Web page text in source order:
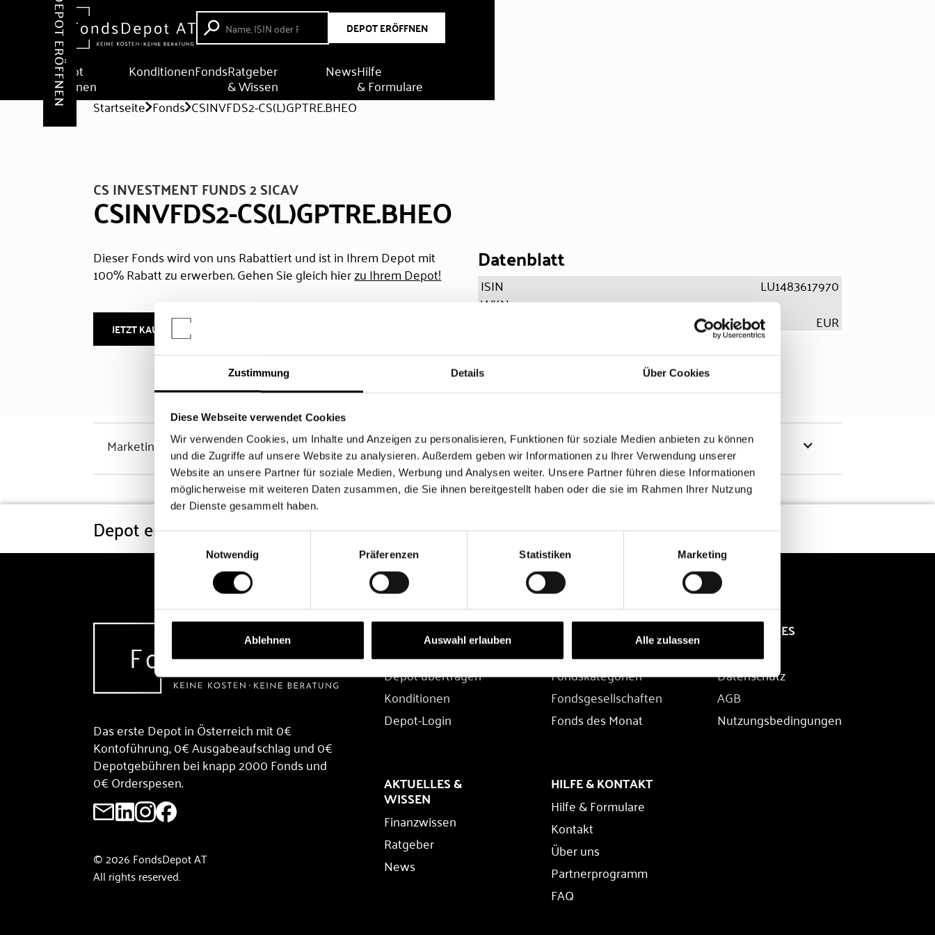
Zustimmung Details Über Cookies
Diese Webseite verwendet Cookies
Wir verwenden Cookies, um Inhalte und Anzeigen zu personalisieren, Funktionen für soziale Medien anbieten zu können
und die Zugriffe auf unsere Website zu analysieren. Außerdem geben wir Informationen zu Ihrer Verwendung unserer
Website an unsere Partner für soziale Medien, Werbung und Analysen weiter. Unsere Partner führen diese Informationen
möglicherweise mit weiteren Daten zusammen, die Sie ihnen bereitgestellt haben oder die sie im Rahmen Ihrer Nutzung
der Dienste gesammelt haben.
Einwilligungsauswahl
Notwendig
Präferenzen Statistiken Marketing
Ablehnen Auswahl erlauben Alle zulassen
DEPOT ERÖFFNEN
Depot
eröffnen
KonditionenFondsRatgeber
& Wissen
NewsHilfe
& Formulare
DEPOT ERÖFFNEN Startseite Fonds CSINVFDS2-CS(L)GPTRE.BHEO
CS INVESTMENT FUNDS 2 SICAV
CSINVFDS2-CS(L)GPTRE.BHEO
Dieser Fonds wird von uns Rabattiert und ist in Ihrem Depot mit
100% Rabatt zu erwerben. Gehen Sie gleich hierzu Ihrem Depot!
JETZT KAUFEN
Datenblatt
ISIN
LU1483617970
WKN
EUR
Marketinghinweis Chancen & Risiken
Depot eröffnen Konditionen Fonds FAQ
Das erste Depot in Österreich mit 0€
Kontoführung, 0€ Ausgabeaufschlag und 0€
Depotgebühren bei knapp 2000 Fonds und
0€ Orderspesen.
© 2026 FondsDepot AT
All rights reserved.
DEPOT
Depot übertragen
Konditionen
Depot-Login
FONDS
Fondssuche
Fondskategorien
Fondsgesellschaften
Fonds des Monat
RECHTLICHES
Impressum
Datenschutz
AGB
Nutzungsbedingungen
AKTUELLES &
WISSEN
Finanzwissen
Ratgeber
News
HILFE & KONTAKT
Hilfe & Formulare
Kontakt
Über uns
Partnerprogramm
FAQ